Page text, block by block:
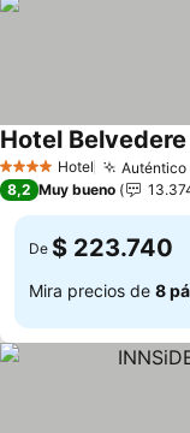
4 EstrellasHotel Auténtico
Hotel Belvedere
8,2 Muy bueno
De $ 223.740
Mira precios de 8